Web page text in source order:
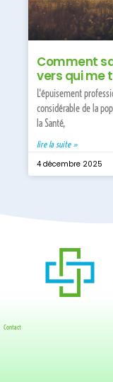
Comment
vers qui me
L'épuisement
considérable de la
la Santé,
lire la suite »
4 décembre 2025
Contact